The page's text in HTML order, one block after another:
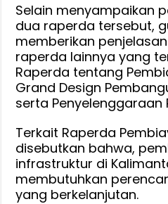
Selain menyampaikan
dua raperda tersebut,
memberikan
raperda lainnya yang
Raperda tentang
Grand Design
serta Penyelenggaraan
Terkait Raperda
disebutkan bahwa,
infrastruktur di
membutuhkan
yang berkelanjutan.